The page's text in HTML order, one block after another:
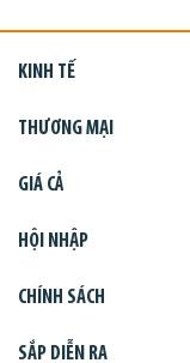
KINH TẾ
THƯƠNG MẠI
GIÁ CẢ
HỘI NHẬP
CHÍNH SÁCH
SẮP DIỄN RA